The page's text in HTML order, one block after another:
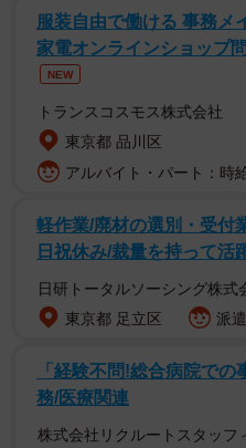
昔の番組は派手でキラキラ
にうなずき、Eさんも「そう
人は、昔のバラエティ番組
した。
ト、爆発や炎上を伴うコン
られています。
最初の数分は「やっぱり面
だが、笑い声は次第に減って
服装自由で働ける 事務メ
家電オンラインショップ
NEW
トランスコスモス株式会社
東京都 品川区
アルバイト・パート：時
軽作業/廃材の選別・受付
日祝休み/裁量を持って活
日研トータルソーシング株式
東京都 足立区
派
「経験不問!総合病院で
務/医療関連
株式会社リクルートスタッフ